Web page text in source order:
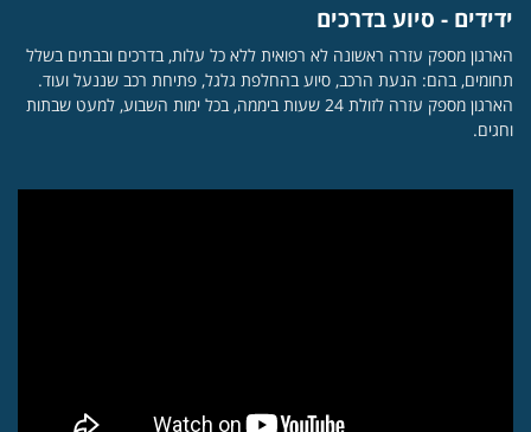
ידידים - סיוע בדרכים
הארגון מספק עזרה ראשונה לא רפואית ללא כל עלות, בדרכים ובבתים בשלל
תחומים, בהם: הנעת הרכב, סיוע בהחלפת גלגל, פתיחת רכב שננעל ועוד.
הארגון מספק עזרה לזולת 24 שעות ביממה, בכל ימות השבוע, למעט שבתות
וחגים.